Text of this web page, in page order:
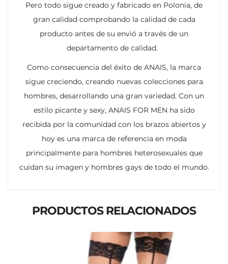
Pero todo sigue creado y fabricado en Polonia, de
gran calidad comprobando la calidad de cada
producto antes de su envió a través de un
departamento de calidad.
Como consecuencia del éxito de ANAIS, la marca
sigue creciendo, creando nuevas colecciones para
hombres, desarrollando una gran variedad. Con un
estilo picante y sexy, ANAIS FOR MEN ha sido
recibida por la comunidad con los brazos abiertos y
hoy es una marca de referencia en moda
principalmente para hombres heterosexuales que
cuidan su imagen y hombres gays de todo el mundo.
PRODUCTOS RELACIONADOS